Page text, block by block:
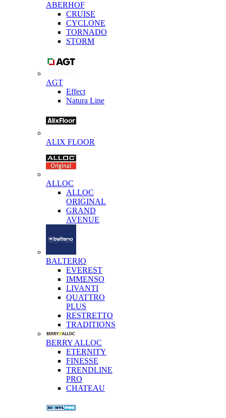
ABERHOF
CRUISE
CYCLONE
TORNADO
STORM
AGT
Effect
Natura Line
ALIX FLOOR
ALLOC
ALLOC
ORIGINAL
GRAND
AVENUE
BALTERIO
EVEREST
IMMENSO
LIVANTI
QUATTRO
PLUS
RESTRETTO
TRADITIONS
BERRY ALLOC
ETERNITY
FINESSE
TRENDLINE
PRO
CHATEAU